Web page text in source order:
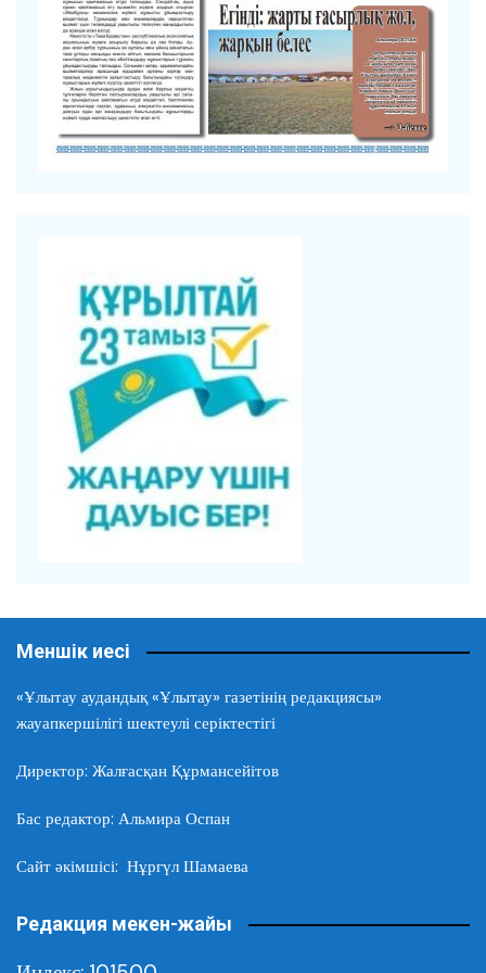
Меншік иесі
«Ұлытау аудандық «Ұлытау» газетінің редакциясы»
жауапкершілігі шектеулі серіктестігі
Директор: Жалғасқан Құрмансейітов
Бас редактор: Альмира Оспан
Сайт әкімшісі: Нұргүл Шамаева
Редакция мекен-жайы